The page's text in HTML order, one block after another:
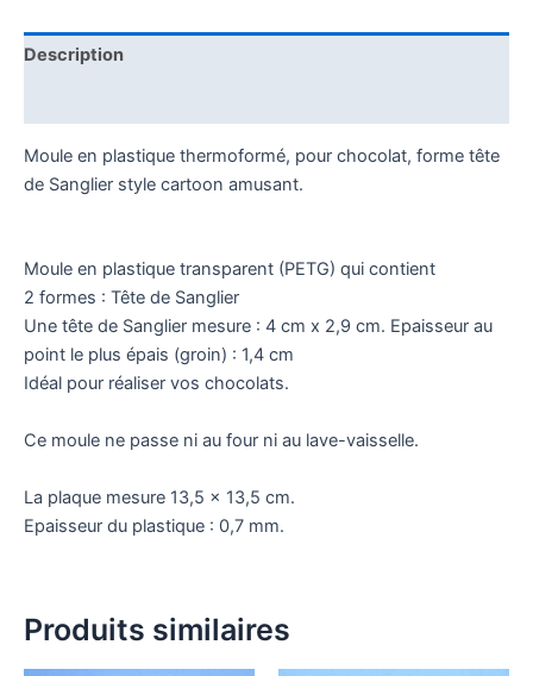
Description
Moule en plastique thermoformé, pour chocolat, forme tête
de Sanglier style cartoon amusant.
Moule en plastique transparent (PETG) qui contient
2 formes : Tête de Sanglier
Une tête de Sanglier mesure : 4 cm x 2,9 cm. Epaisseur au
point le plus épais (groin) : 1,4 cm
Idéal pour réaliser vos chocolats.
Ce moule ne passe ni au four ni au lave-vaisselle.
La plaque mesure 13,5 x 13,5 cm.
Epaisseur du plastique : 0,7 mm.
Produits similaires